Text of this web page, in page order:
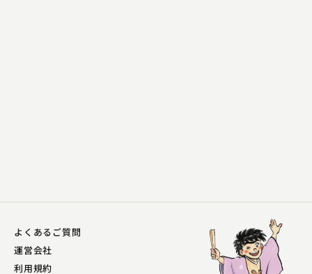
よくあるご質問
運営会社
利用規約